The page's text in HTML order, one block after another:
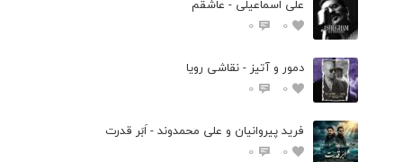
علی اسماعیلی - عاشقم
0
0
دمور و آتیز - نقاشی رویا
0
0
فرید پیروانیان و علی محمدوند - اَبَر قدرت
0
0